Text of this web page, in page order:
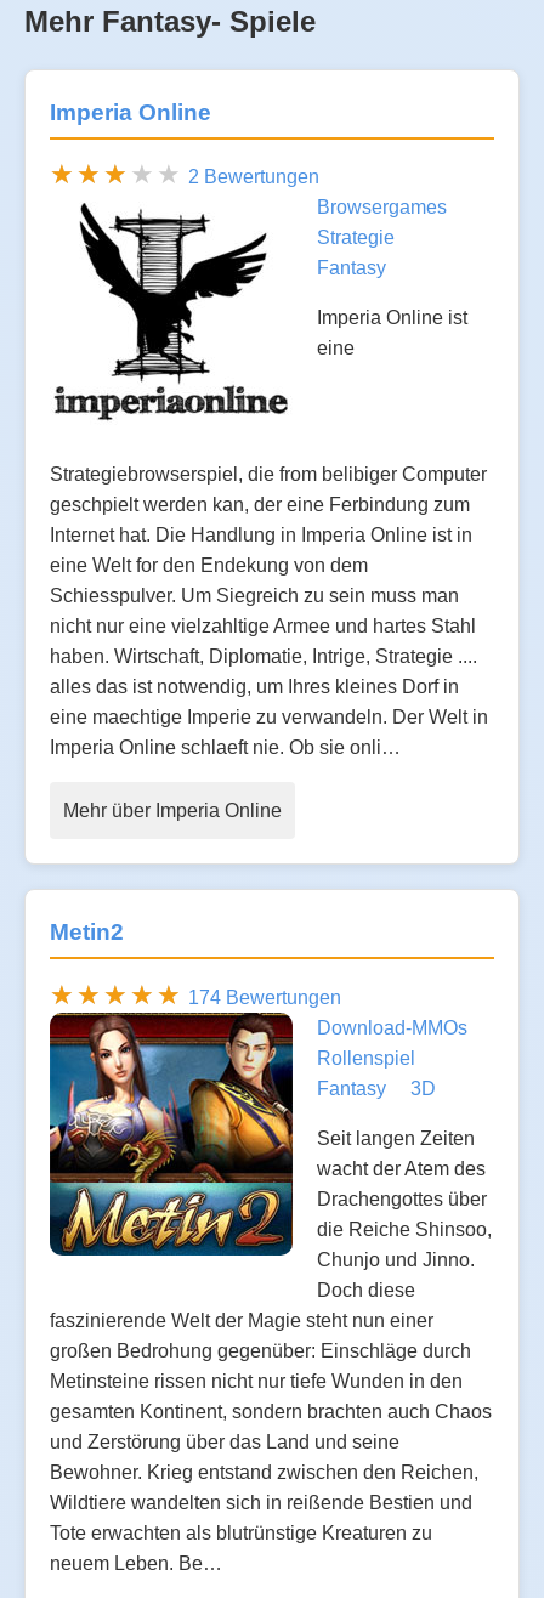
Mehr Fantasy- Spiele
Imperia Online
2 Bewertungen
Browsergames
Strategie
Fantasy
Imperia Online ist
eine
Strategiebrowserspiel, die from belibiger Computer
geschpielt werden kan, der eine Ferbindung zum
Internet hat. Die Handlung in Imperia Online ist in
eine Welt for den Endekung von dem
Schiesspulver. Um Siegreich zu sein muss man
nicht nur eine vielzahltige Armee und hartes Stahl
haben. Wirtschaft, Diplomatie, Intrige, Strategie ....
alles das ist notwendig, um Ihres kleines Dorf in
eine maechtige Imperie zu verwandeln. Der Welt in
Imperia Online schlaeft nie. Ob sie onli…
Mehr über Imperia Online
Metin2
174 Bewertungen
Download-MMOs
Rollenspiel
Fantasy
3D
Seit langen Zeiten
wacht der Atem des
Drachengottes über
die Reiche Shinsoo,
Chunjo und Jinno.
Doch diese
faszinierende Welt der Magie steht nun einer
großen Bedrohung gegenüber: Einschläge durch
Metinsteine rissen nicht nur tiefe Wunden in den
gesamten Kontinent, sondern brachten auch Chaos
und Zerstörung über das Land und seine
Bewohner. Krieg entstand zwischen den Reichen,
Wildtiere wandelten sich in reißende Bestien und
Tote erwachten als blutrünstige Kreaturen zu
neuem Leben. Be…